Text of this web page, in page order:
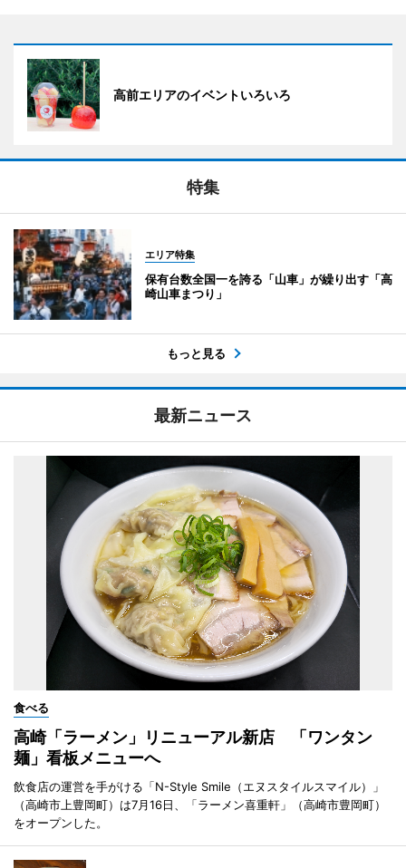
高前エリアのイベントいろいろ
特集
エリア特集
保有台数全国一を誇る「山車」が繰り出す「高
崎山車まつり」
もっと見る
最新ニュース
食べる
高崎「ラーメン」リニューアル新店 「ワンタン
麺」看板メニューへ
飲食店の運営を手がける「N-Style Smile（エヌスタイルスマイル）」
（高崎市上豊岡町）は7月16日、「ラーメン喜重軒」（高崎市豊岡町）
をオープンした。